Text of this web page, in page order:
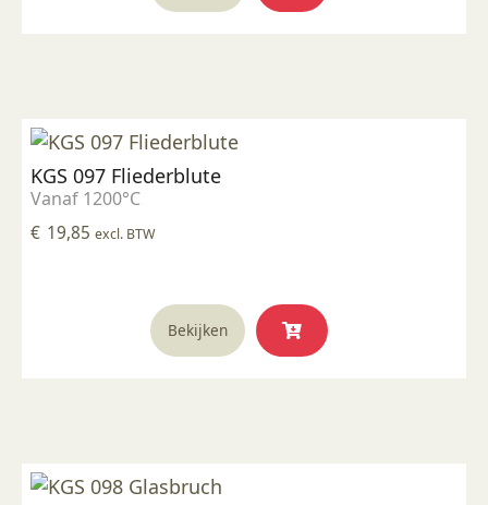
KGS 097 Fliederblute
Vanaf 1200°C
€ 19,85 excl. BTW
Bekijken